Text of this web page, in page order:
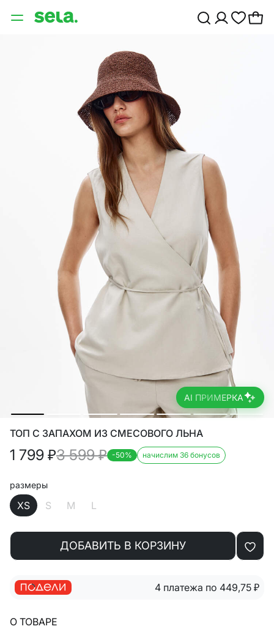
AI ПРИМЕРКА
ТОП С ЗАПАХОМ ИЗ СМЕСОВОГО ЛЬНА
1 799 ₽3 599₽ -50% начислим 36 бонусов
размеры
XS S M L
ДОБАВИТЬ В КОРЗИНУ
4 платежа по 449,75 ₽
О ТОВАРЕ